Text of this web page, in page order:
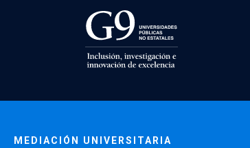
MEDIACIÓN UNIVERSITARIA